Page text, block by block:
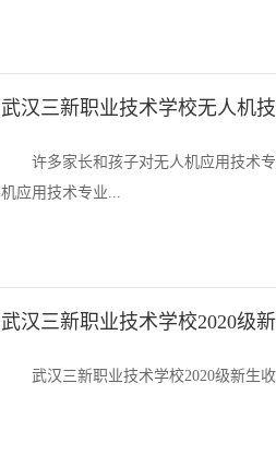
武汉三新职业技术学校无人机
许多家长和孩子对无人机应用技术
机应用技术专业...
武汉三新职业技术学校2020级
武汉三新职业技术学校2020级新生